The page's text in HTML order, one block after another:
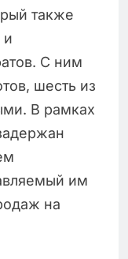
также
и
С ним
шесть из
В рамках
им
на